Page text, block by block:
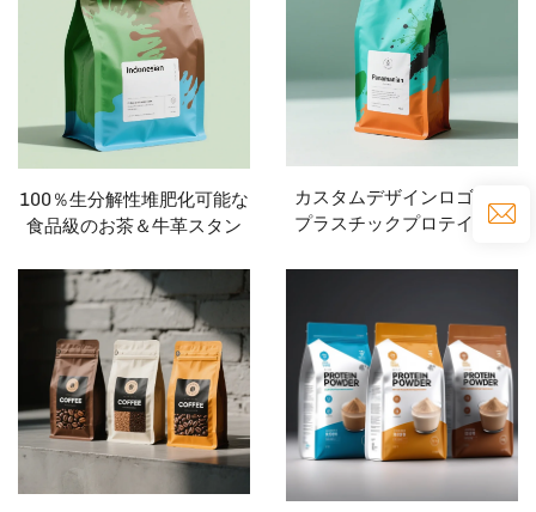
100％生分解性堆肥化可能な
食品級のお茶＆牛革スタン
ジッパーバッグの平方底袋
カスタムデザインロゴ付き
プラスチックプロテインパ
パーバッグのフラットボト